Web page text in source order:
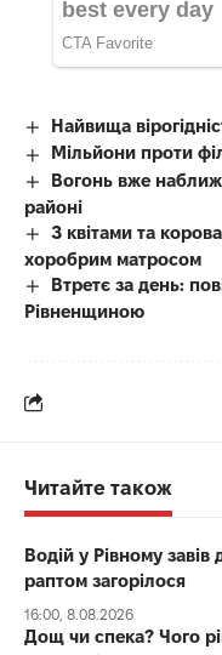
Найвища
Мільйони проти
Вогонь вже
районі
З квітами та
хоробрим матросом
Втретє за день:
Рівненщиною
Читайте також
Водій у Рівному завів
раптом загорілося
16:00, 8.08.2026
Дощ чи спека? Чого